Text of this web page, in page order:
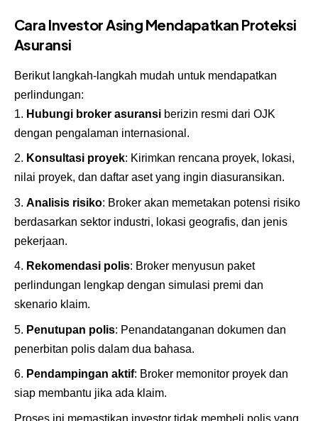
Cara Investor Asing Mendapatkan Proteksi
Asuransi
Berikut langkah-langkah mudah untuk mendapatkan
perlindungan:
Hubungi broker asuransi berizin resmi dari OJK
dengan pengalaman internasional.
Konsultasi proyek: Kirimkan rencana proyek, lokasi,
nilai proyek, dan daftar aset yang ingin diasuransikan.
Analisis risiko: Broker akan memetakan potensi risiko
berdasarkan sektor industri, lokasi geografis, dan jenis
pekerjaan.
Rekomendasi polis: Broker menyusun paket
perlindungan lengkap dengan simulasi premi dan
skenario klaim.
Penutupan polis: Penandatanganan dokumen dan
penerbitan polis dalam dua bahasa.
Pendampingan aktif: Broker memonitor proyek dan
siap membantu jika ada klaim.
Proses ini memastikan investor tidak membeli polis yang